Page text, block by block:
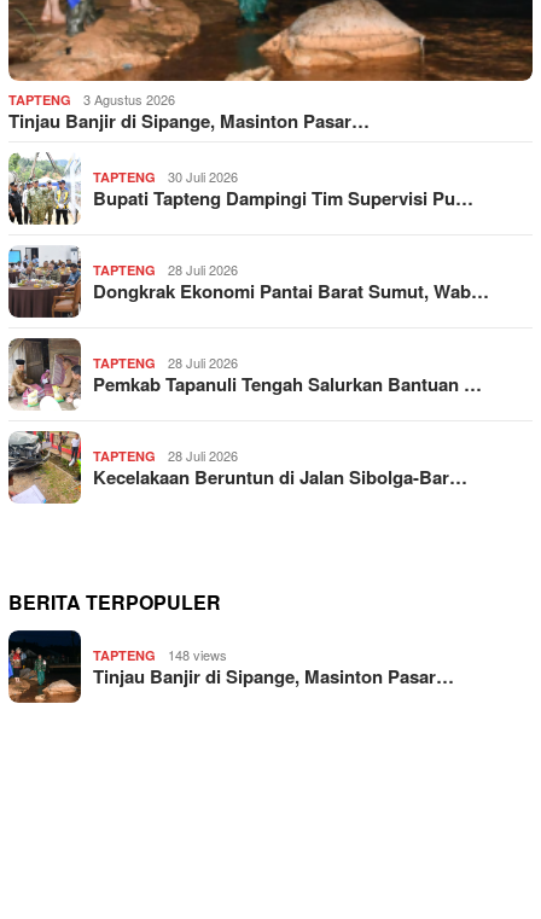
TAPTENG 3 Agustus 2026
Tinjau Banjir di Sipange, Masinton Pasar…
TAPTENG 30 Juli 2026
Bupati Tapteng Dampingi Tim Supervisi Pu…
TAPTENG 28 Juli 2026
Dongkrak Ekonomi Pantai Barat Sumut, Wab…
TAPTENG 28 Juli 2026
Pemkab Tapanuli Tengah Salurkan Bantuan …
TAPTENG 28 Juli 2026
Kecelakaan Beruntun di Jalan Sibolga-Bar…
BERITA TERPOPULER
TAPTENG 148 views
Tinjau Banjir di Sipange, Masinton Pasar…